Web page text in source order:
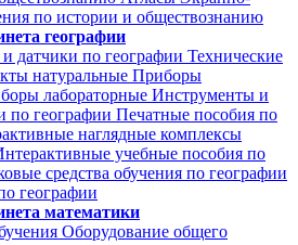
по истории и обществознанию
географии
датчики по географии Технические
натуральные Приборы
лабораторные Инструменты и
по географии Печатные пособия по
наглядные комплексы
учебные пособия по
средства обучения по географии
географии
математики
Оборудование общего